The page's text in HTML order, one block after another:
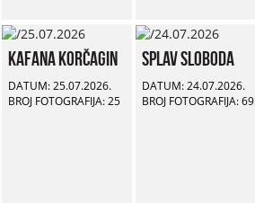
Kafana Korčagin
DATUM: 25.07.2026.
BROJ FOTOGRAFIJA: 25
Splav Sloboda
DATUM: 24.07.2026.
BROJ FOTOGRAFIJA: 69